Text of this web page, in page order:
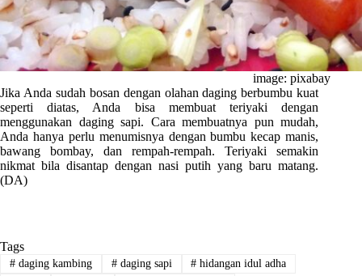
image: pixabay
Jika Anda sudah bosan dengan olahan daging berbumbu kuat
seperti diatas, Anda bisa membuat teriyaki dengan
menggunakan daging sapi. Cara membuatnya pun mudah,
Anda hanya perlu menumisnya dengan bumbu kecap manis,
bawang bombay, dan rempah-rempah. Teriyaki semakin
nikmat bila disantap dengan nasi putih yang baru matang.
(DA)
Tags
#daging kambing #daging sapi # hidangan idul adha